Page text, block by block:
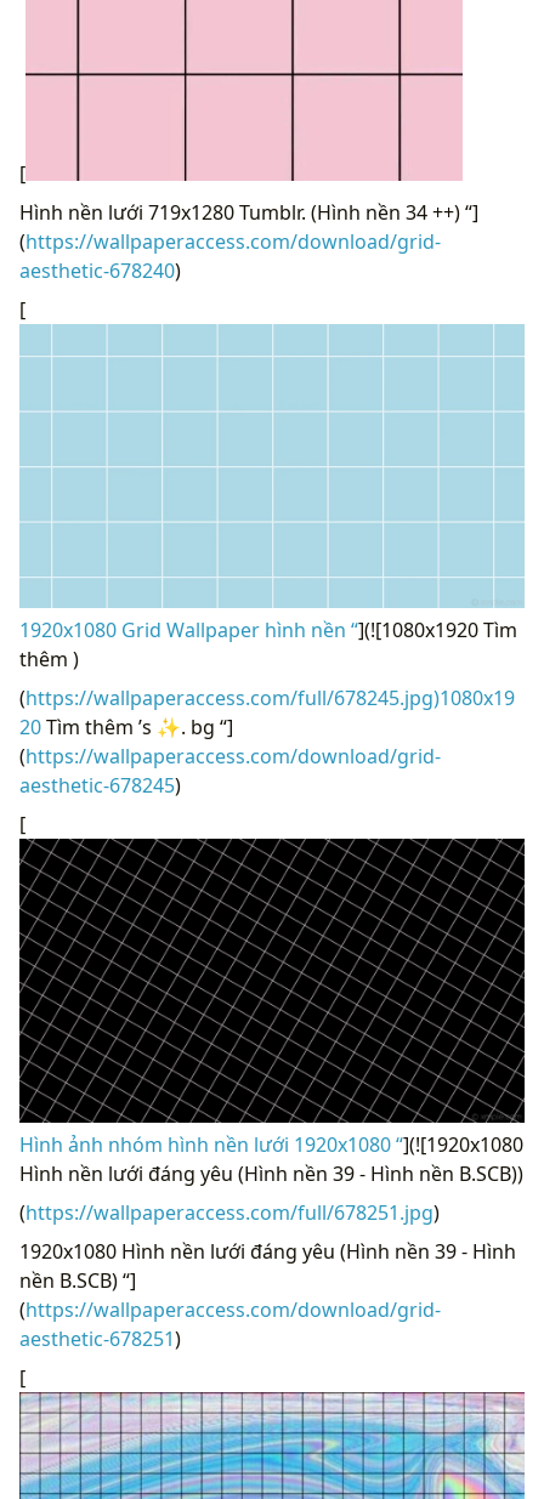
[
Hình nền lưới 719x1280 Tumblr. (Hình nền 34 ++) “]
(https://wallpaperaccess.com/download/grid-
aesthetic-678240)
[
1920x1080 Grid Wallpaper hình nền “](![1080x1920 Tìm
thêm )
(https://wallpaperaccess.com/full/678245.jpg)1080x19
20Tìm thêm ’s ✨. bg “]
(https://wallpaperaccess.com/download/grid-
aesthetic-678245)
[
Hình ảnh nhóm hình nền lưới 1920x1080 “](![1920x1080
Hình nền lưới đáng yêu (Hình nền 39 - Hình nền B.SCB))
(https://wallpaperaccess.com/full/678251.jpg)
1920x1080 Hình nền lưới đáng yêu (Hình nền 39 - Hình
nền B.SCB) “]
(https://wallpaperaccess.com/download/grid-
aesthetic-678251)
[